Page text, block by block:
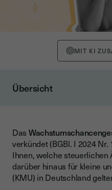
MIT KI
Übersicht
Zeitplan der Umsetzung
Degressive
Investitionen
Bewegliche
Das
verkündet (BGBl. I 2024
Ihnen, welche steuerlichen
darüber hinaus für kleine
(KMU) in Deutschland